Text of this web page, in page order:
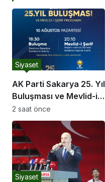
AK Parti Sakarya 25. Yıl
Buluşması ve Mevlid-i
Şerif Programı
Siyaset
2 saat önce
Siyaset